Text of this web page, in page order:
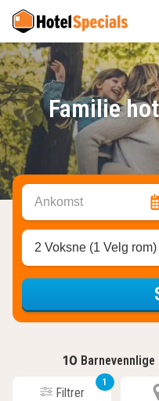
Familie
Ankomst
2 Voksne (1 Velg rom)
10
Filtrer
1